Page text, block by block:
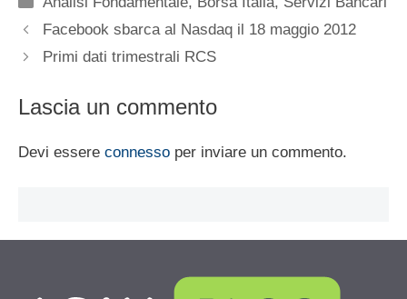
Facebook sbarca al Nasdaq il 18 maggio 2012
Primi dati trimestrali RCS
Lascia un commento
Devi essere connesso per inviare un commento.